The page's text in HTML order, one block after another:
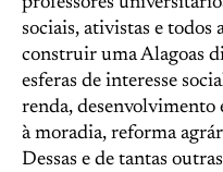
sociais, ativistas e todos
construir uma Alagoas
esferas de interesse
renda, desenvolvimento
à moradia, reforma
Dessas e de tantas